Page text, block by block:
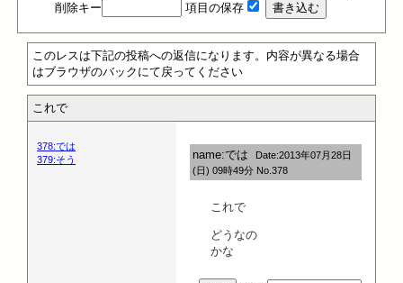
削除キー
項目の保存
このレスは下記の投稿への返信になります。内容が異なる場合
はブラウザのバックにて戻ってください
これで
378:では
379:そう
name:では
Date:2013年07月28日
(日) 09時49分 No.378
これで
どうなの
かな